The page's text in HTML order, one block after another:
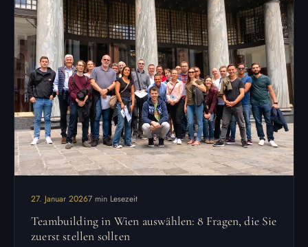
27. Januar 20267 min Lesezeit
Teambuilding in Wien auswählen: 8 Fragen, die Sie
zuerst stellen sollten